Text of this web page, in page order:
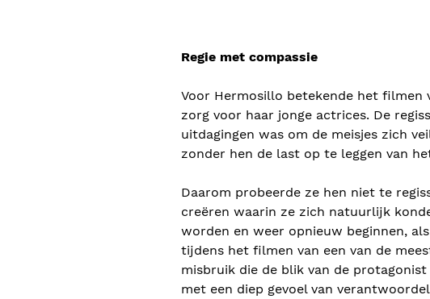
Regie met compassie
Voor Hermosillo betekende het filmen
zorg voor haar jonge actrices. De
uitdagingen was om de meisjes zich
zonder hen de last op te leggen van
Daarom probeerde ze hen niet te
creëren waarin ze zich natuurlijk
worden en weer opnieuw beginnen,
tijdens het filmen van een van de
misbruik die de blik van de
met een diep gevoel van